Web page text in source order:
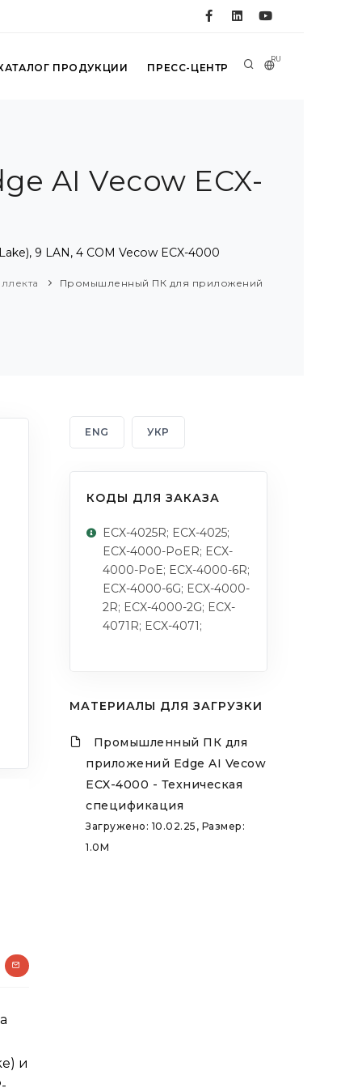
RU
ПРОДУКЦИИ ПРЕСС-ЦЕНТР
AI Vecow ECX-
9 LAN, 4 COM Vecow ECX-4000
Промышленный ПК для приложений
и
ENG УКР
КОДЫ ДЛЯ ЗАКАЗА
ECX-4025R; ECX-4025;
ECX-4000-PoER; ECX-
4000-PoE; ECX-4000-6R;
ECX-4000-6G; ECX-4000-
2R; ECX-4000-2G; ECX-
4071R; ECX-4071;
МАТЕРИАЛЫ ДЛЯ ЗАГРУЗКИ
Промышленный ПК для
приложений Edge AI Vecow
ECX-4000 - Техническая
спецификация
Загружено: 10.02.25, Размер:
1.0M